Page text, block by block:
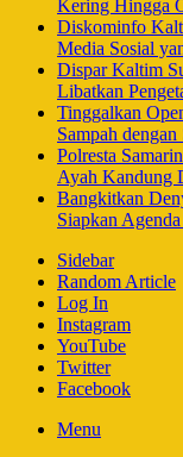
Kering Hingga
Diskominfo
Media Sosial
Dispar Kaltim
Libatkan
Tinggalkan
Sampah
Polresta
Ayah Kandung
Bangkitkan
Siapkan
Sidebar
Random Article
Log In
Instagram
YouTube
Twitter
Facebook
Menu